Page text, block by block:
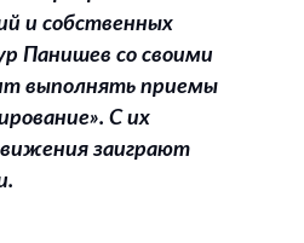
и собственных
Панишев со своими
выполнять приемы
С их
заиграют